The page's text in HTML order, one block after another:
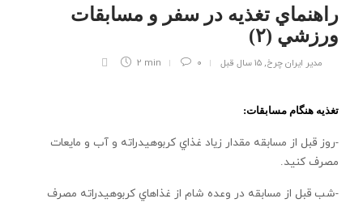
راهنماي تغذيه در سفر و مسابقات
ورزشي (۲)
مدیر ایران چرخ, ۱۵ سال قبل ۰ 2 min
تغذيه هنگام مسابقات:
-روز قبل از مسابقه مقدار زياد غذاي كربوهيدراته و آب و مايعات
مصرف كنيد.
-شب قبل از مسابقه در وعده شام از غذاهاي كربوهيدراته مصرف